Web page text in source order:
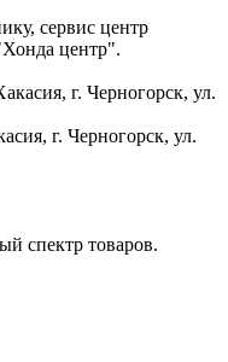
сервис центр
центр".
г. Черногорск, ул.
спектр товаров.